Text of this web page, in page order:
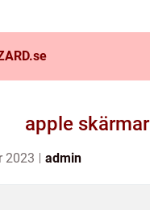
se
apple skärmar
2023 admin